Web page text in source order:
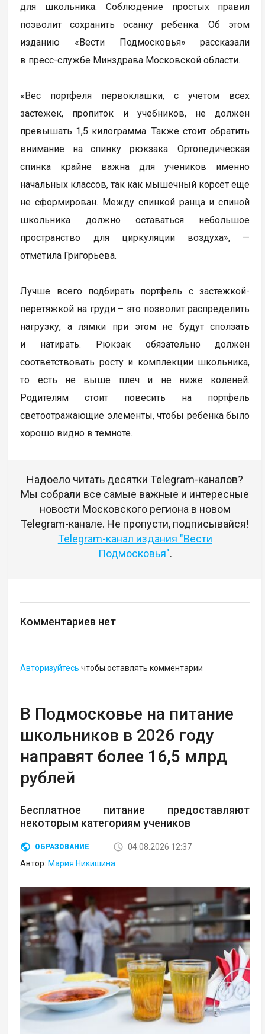
для школьника. Соблюдение простых правил
позволит сохранить осанку ребенка. Об этом
изданию «Вести Подмосковья» рассказали
в пресс-службе Минздрава Московской области.
«Вес портфеля первоклашки, с учетом всех
застежек, пропиток и учебников, не должен
превышать 1,5 килограмма. Также стоит обратить
внимание на спинку рюкзака. Ортопедическая
спинка крайне важна для учеников именно
начальных классов, так как мышечный корсет еще
не сформирован. Между спинкой ранца и спиной
школьника должно оставаться небольшое
пространство для циркуляции воздуха», —
отметила Григорьева.
Лучше всего подбирать портфель с застежкой-
перетяжкой на груди – это позволит распределить
нагрузку, а лямки при этом не будут сползать
и натирать. Рюкзак обязательно должен
соответствовать росту и комплекции школьника,
то есть не выше плеч и не ниже коленей.
Родителям стоит повесить на портфель
светоотражающие элементы, чтобы ребенка было
хорошо видно в темноте.
Надоело читать десятки Telegram-каналов?
Мы собрали все самые важные и интересные
новости Московского региона в новом
Telegram-канале. Не пропусти, подписывайся!
Telegram-канал издания "Вести
Подмосковья".
Комментариев нет
Авторизуйтесь чтобы оставлять комментарии
В Подмосковье на питание
школьников в 2026 году
направят более 16,5 млрд
рублей
Бесплатное питание предоставляют
некоторым категориям учеников
ОБРАЗОВАНИЕ
04.08.2026 12:37
Автор: Мария Никишина